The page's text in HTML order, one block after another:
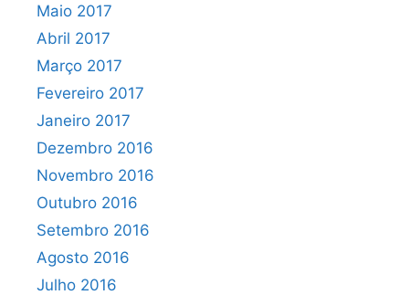
Maio 2017
Abril 2017
Março 2017
Fevereiro 2017
Janeiro 2017
Dezembro 2016
Novembro 2016
Outubro 2016
Setembro 2016
Agosto 2016
Julho 2016